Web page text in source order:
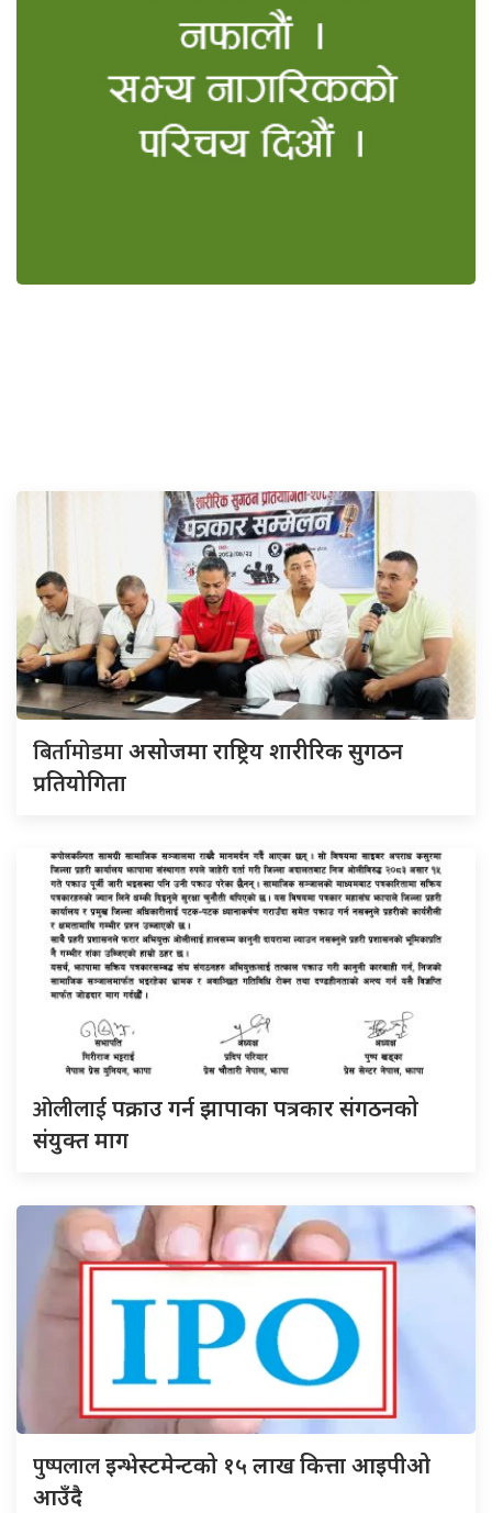
बिर्तामोडमाअसोजमा राष्ट्रिय शारीरिक सुगठन
प्रतियोगिता
ओलीलाईपक्राउ गर्न झापाका पत्रकार संगठनको
संयुक्त माग
पुष्पलालइन्भेस्टमेन्टको १५ लाख कित्ता आइपीओ
आउँदै